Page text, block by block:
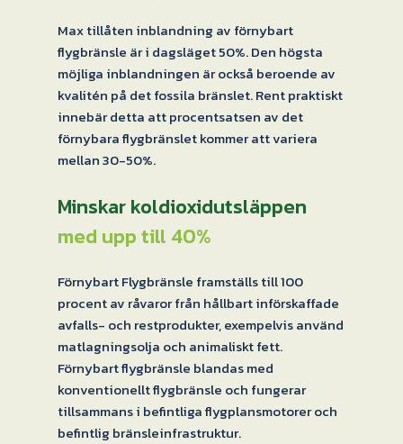
Max tillåten inblandning av förnybart
flygbränsle är i dagsläget 50%. Den högsta
möjliga inblandningen är också beroende av
kvalitén på det fossila bränslet. Rent praktiskt
innebär detta att procentsatsen av det
förnybara flygbränslet kommer att variera
mellan 30-50%.
Minskar koldioxidutsläppen
med upp till 40%
Förnybart Flygbränsle framställs till 100
procent av råvaror från hållbart införskaffade
avfalls- och restprodukter, exempelvis använd
matlagningsolja och animaliskt fett.
Förnybart flygbränsle blandas med
konventionellt flygbränsle och fungerar
tillsammans i befintliga flygplansmotorer och
befintlig bränsleinfrastruktur.